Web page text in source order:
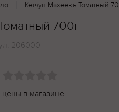
Кетчуп Махеевъ Томатный
700г
206000
цены в магазине